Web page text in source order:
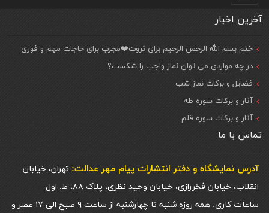
آخرین اخبار
ختم بسم الله الرحمن الرحیم برای ثروت❤️مجرب برای حاجات مهم و فوری
در چه مواردی می توان نماز واجب را شکست؟
فضایل و برکات نماز شب
آثار و برکات سوره طه
آثار و برکات سوره قلم
تماس با ما
آدرس نمایشگاه و دفتر انتشارات پيام مهر عدالت: تهران، خیابان
انقلاب، خیابان فخررازی، خیابان وحید نظری، پلاک ۸۸، ط. اول
ساعات کاری: همه روزه شنبه تا چهارشنبه از ساعت ۹ صبح الی ۱۷ عصر و